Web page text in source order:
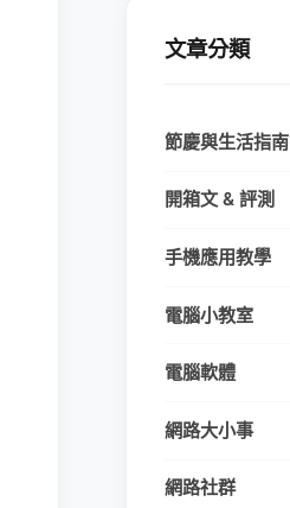
文章分類
節慶與生活指南
開箱文 & 評測
手機應用教學
電腦小教室
電腦軟體
網路大小事
網路社群